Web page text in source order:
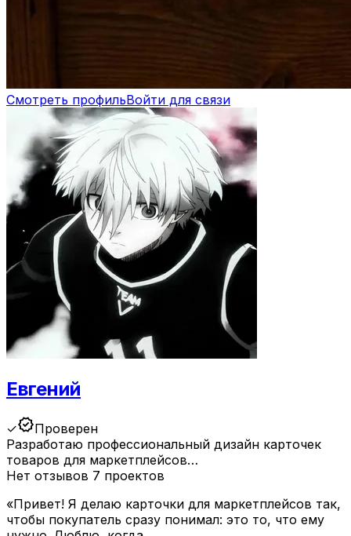
Смотреть профильВойти для связи
Евгений
✓verifiedПроверен
Разработаю профессиональный дизайн карточек
товаров для маркетплейсов…
Нет отзывов 7 проектов
«Привет! Я делаю карточки для маркетплейсов так,
чтобы покупатель сразу понимал: это то, что ему